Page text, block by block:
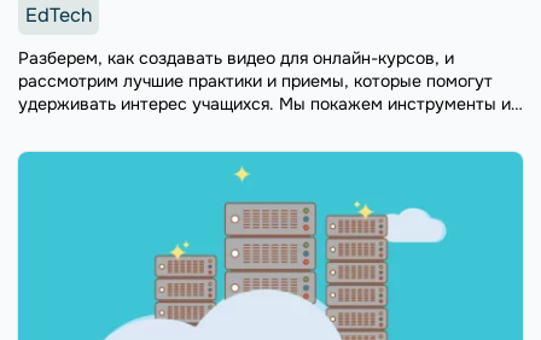
EdTech
Разберем, как создавать видео для онлайн-курсов, и
рассмотрим лучшие практики и приемы, которые помогут
удерживать интерес учащихся. Мы покажем инструменты и
информативными и увлекательными.